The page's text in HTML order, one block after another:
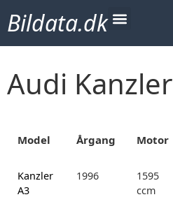
Bildata.dk
Audi Kanzler
Model Årgang Motor
Kanzler
A3
1996
1595
ccm